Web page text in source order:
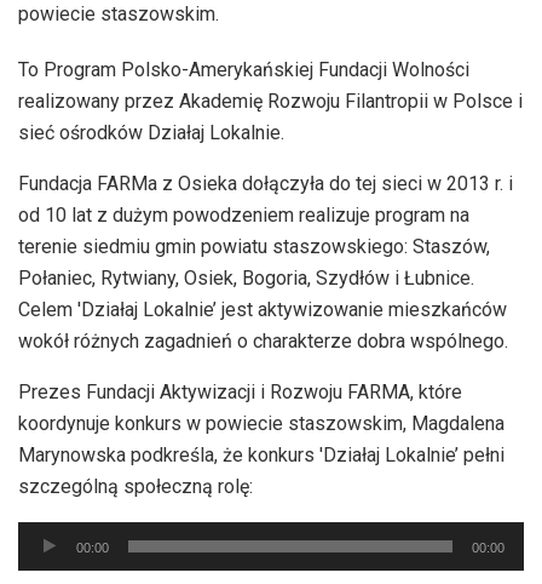
powiecie staszowskim.
To Program Polsko-Amerykańskiej Fundacji Wolności
realizowany przez Akademię Rozwoju Filantropii w Polsce i
sieć ośrodków Działaj Lokalnie.
Fundacja FARMa z Osieka dołączyła do tej sieci w 2013 r. i
od 10 lat z dużym powodzeniem realizuje program na
terenie siedmiu gmin powiatu staszowskiego: Staszów,
Połaniec, Rytwiany, Osiek, Bogoria, Szydłów i Łubnice.
Celem 'Działaj Lokalnie’ jest aktywizowanie mieszkańców
wokół różnych zagadnień o charakterze dobra wspólnego.
Prezes Fundacji Aktywizacji i Rozwoju FARMA, które
koordynuje konkurs w powiecie staszowskim, Magdalena
Marynowska podkreśla, że konkurs 'Działaj Lokalnie’ pełni
szczególną społeczną rolę:
Odtwarzacz
plików
00:00 00:00